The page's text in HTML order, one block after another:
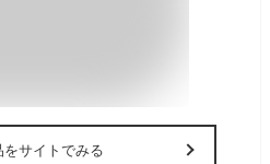
をサイトでみる